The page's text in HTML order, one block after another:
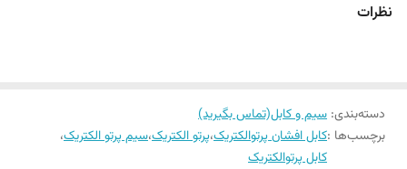
نظرات
دسته‌بندی: سیم و کابل(تماس بگیرید)
برچسب‌ها :کابل افشان پرتوالکتریک،پرتو الکتریک،سیم پرتو الکتریک،
کابل پرتوالکتریک